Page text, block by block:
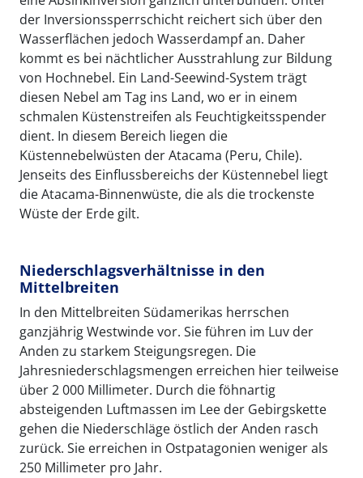
der Inversionssperrschicht reichert sich über den
Wasserflächen jedoch Wasserdampf an. Daher
kommt es bei nächtlicher Ausstrahlung zur Bildung
von Hochnebel. Ein Land-Seewind-System trägt
diesen Nebel am Tag ins Land, wo er in einem
schmalen Küstenstreifen als Feuchtigkeitsspender
dient. In diesem Bereich liegen die
Küstennebelwüsten der Atacama (Peru, Chile).
Jenseits des Einflussbereichs der Küstennebel liegt
die Atacama-Binnenwüste, die als die trockenste
Wüste der Erde gilt.
Niederschlagsverhältnisse in den
Mittelbreiten
In den Mittelbreiten Südamerikas herrschen
ganzjährig Westwinde vor. Sie führen im Luv der
Anden zu starkem Steigungsregen. Die
Jahresniederschlagsmengen erreichen hier teilweise
über 2 000 Millimeter. Durch die föhnartig
absteigenden Luftmassen im Lee der Gebirgskette
gehen die Niederschläge östlich der Anden rasch
zurück. Sie erreichen in Ostpatagonien weniger als
250 Millimeter pro Jahr.